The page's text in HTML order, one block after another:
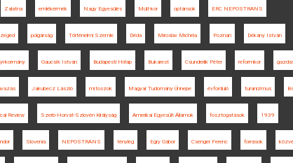
Zalatna emlékérmék Nagy Egyesülés Múlt-kor optánsok ERC NEPOSTRANS
polgárság Történelmi Szemle Déda Miroslav Michela Poznan Dékány István
kormány Gaucsík István Budapesti Hírlap Bukarest Csunderlik Péter reformkor
Jakubecz László mítoszok Magyar Tudomány Ünnepe évforduló turanizmus
Review Szerb-Horvát-Szlovén Királyság Amerikai Egyesült Államok fosztogatások 1939
Slovenia NEPOSTRANS tényleg Egry Gábor Csenger Ferenc források